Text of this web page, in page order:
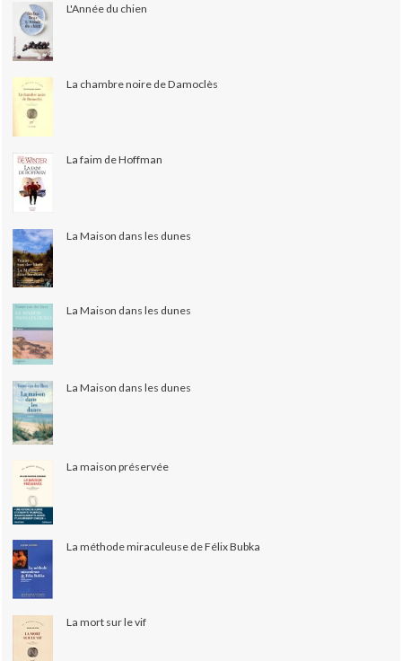
L'Année du chien
La chambre noire de Damoclès
La faim de Hoffman
La Maison dans les dunes
La Maison dans les dunes
La Maison dans les dunes
La maison préservée
La méthode miraculeuse de Félix Bubka
La mort sur le vif